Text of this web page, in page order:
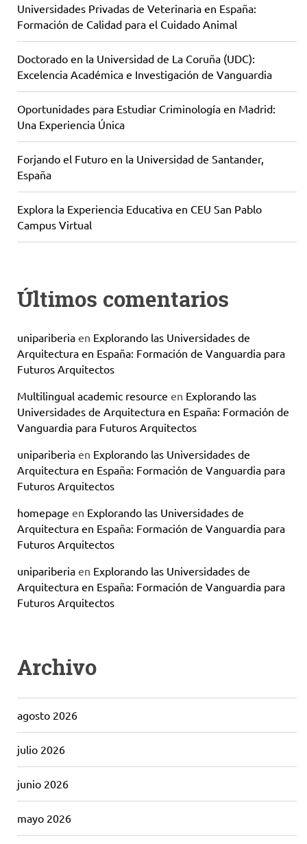
Universidades Privadas de Veterinaria en España:
Formación de Calidad para el Cuidado Animal
Doctorado en la Universidad de La Coruña (UDC):
Excelencia Académica e Investigación de Vanguardia
Oportunidades para Estudiar Criminología en Madrid:
Una Experiencia Única
Forjando el Futuro en la Universidad de Santander,
España
Explora la Experiencia Educativa en CEU San Pablo
Campus Virtual
Últimos comentarios
unipariberia en Explorando las Universidades de
Arquitectura en España: Formación de Vanguardia para
Futuros Arquitectos
Multilingual academic resource en Explorando las
Universidades de Arquitectura en España: Formación de
Vanguardia para Futuros Arquitectos
unipariberia en Explorando las Universidades de
Arquitectura en España: Formación de Vanguardia para
Futuros Arquitectos
homepage en Explorando las Universidades de
Arquitectura en España: Formación de Vanguardia para
Futuros Arquitectos
unipariberia en Explorando las Universidades de
Arquitectura en España: Formación de Vanguardia para
Futuros Arquitectos
Archivo
agosto 2026
julio 2026
junio 2026
mayo 2026